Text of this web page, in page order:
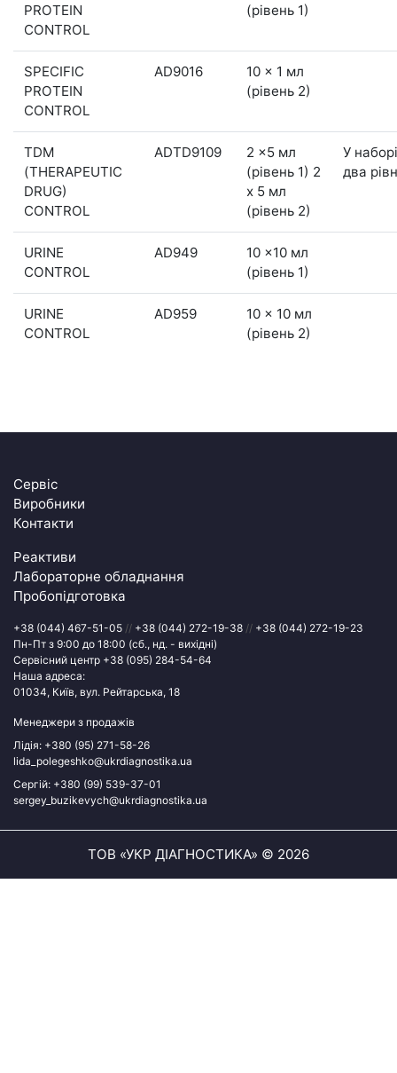
PROTEIN
CONTROL
(рівень 1)
SPECIFIC
PROTEIN
CONTROL
AD9016
10 x 1 мл
(рівень 2)
TDM
(THERAPEUTIC
DRUG)
CONTROL
ADTD9109
2 x5 мл
(рівень 1) 2
x 5 мл
(рівень 2)
У наборі
два
URINE
CONTROL
AD949
10 x10 мл
(рівень 1)
URINE
CONTROL
AD959
10 x 10 мл
(рівень 2)
Сервіс
Виробники
Контакти
Реактиви
Лабораторне обладнання
Пробопідготовка
+38 (044) 467-51-05 // +38 (044) 272-19-38 // +38 (044) 272-19-23
Пн-Пт з 9:00 до 18:00 (сб., нд. - вихідні)
Сервісний центр +38 (095) 284-54-64
Наша адреса:
01034, Київ, вул. Рейтарська, 18
Менеджери з продажів
Лідія: +380 (95) 271-58-26
lida_polegeshko@ukrdiagnostika.ua
Сергій: +380 (99) 539-37-01
sergey_buzikevych@ukrdiagnostika.ua
ТОВ «УКР ДІАГНОСТИКА» © 2026